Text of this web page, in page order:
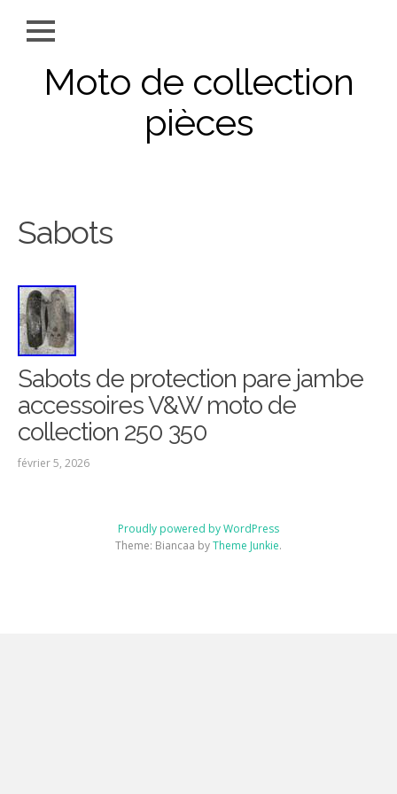
Moto de collection
pièces
Sabots
Sabots de protection pare jambe
accessoires V&W moto de
collection 250 350
février 5, 2026
Proudly powered by WordPress
Theme: Biancaa byTheme Junkie.